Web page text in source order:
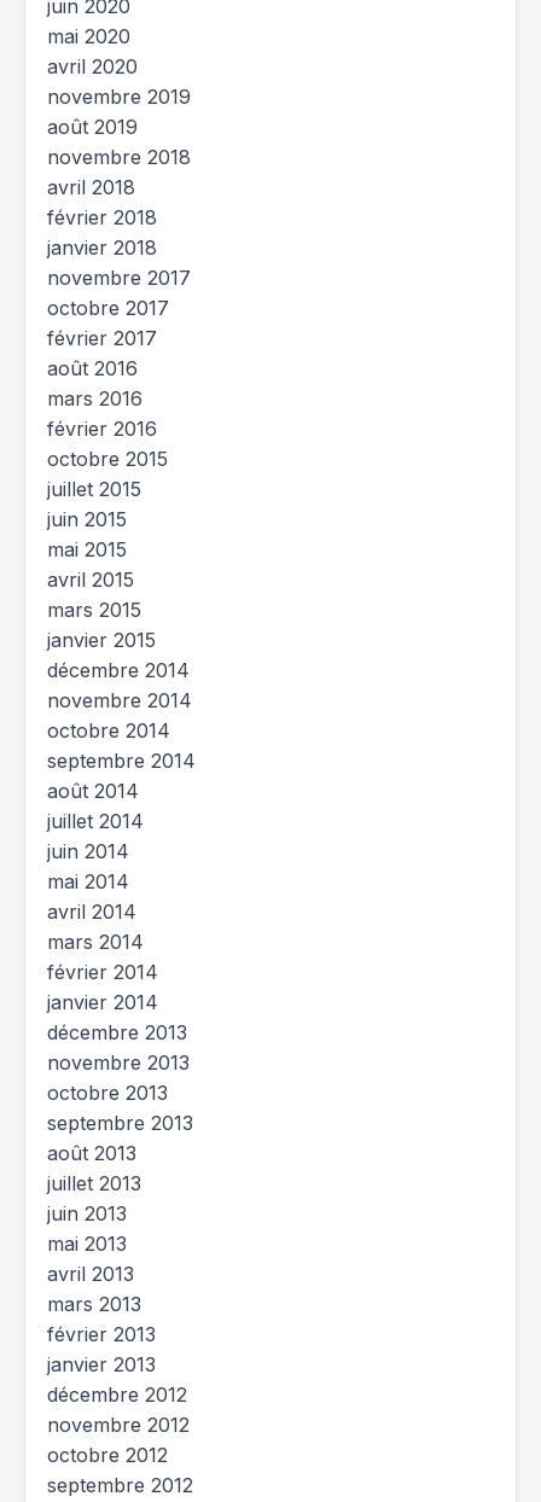
juin 2020
mai 2020
avril 2020
novembre 2019
août 2019
novembre 2018
avril 2018
février 2018
janvier 2018
novembre 2017
octobre 2017
février 2017
août 2016
mars 2016
février 2016
octobre 2015
juillet 2015
juin 2015
mai 2015
avril 2015
mars 2015
janvier 2015
décembre 2014
novembre 2014
octobre 2014
septembre 2014
août 2014
juillet 2014
juin 2014
mai 2014
avril 2014
mars 2014
février 2014
janvier 2014
décembre 2013
novembre 2013
octobre 2013
septembre 2013
août 2013
juillet 2013
juin 2013
mai 2013
avril 2013
mars 2013
février 2013
janvier 2013
décembre 2012
novembre 2012
octobre 2012
septembre 2012